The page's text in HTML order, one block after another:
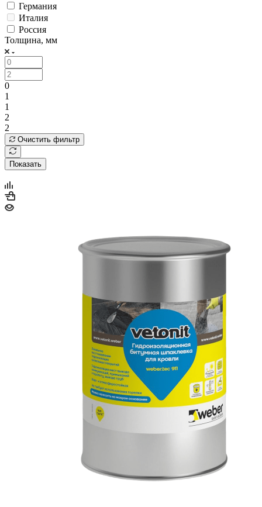
Германия
Италия
Россия
Толщина, мм
0
1
1
2
2
Очистить фильтр
Показать